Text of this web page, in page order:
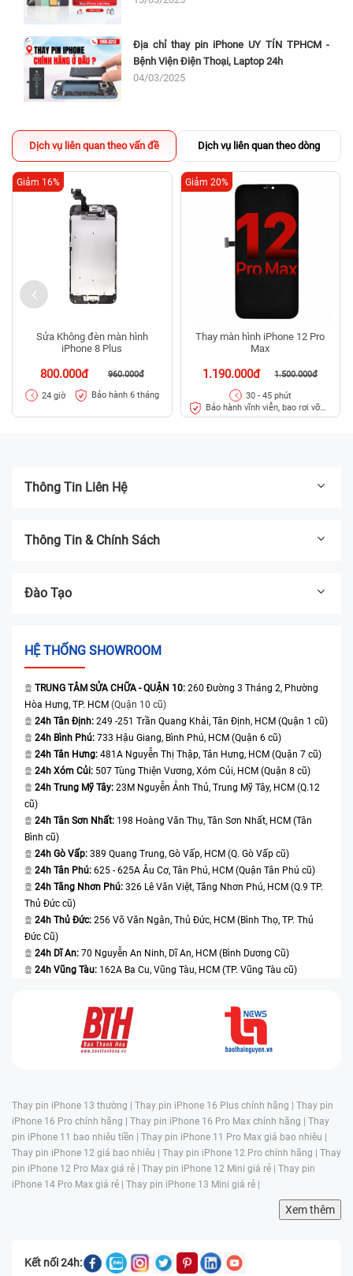
Địa chỉ thay pin iPhone UY TÍN TPHCM -
Bệnh Viện Điện Thoại, Laptop 24h
04/03/2025
Dịch vụ liên quan theo vấn đề Dịch vụ liên quan theo dòng
Sửa Không đèn màn hình
iPhone 8 Plus
800.000đ 960.000đ
Giảm 16%
24 giờ Bảo hành 6 tháng
Thay màn hình iPhone 12 Pro
Max
1.190.000đ 1.500.000đ
Giảm 20%
30 - 45 phút
Bảo hành vĩnh viễn, bao rơi vỡ
kính
Thông Tin Liên Hệ
Thông Tin & Chính Sách
Đào Tạo
HỆ THỐNG SHOWROOM
TRUNG TÂM SỬA CHỮA - QUẬN 10: 260 Đường 3 Tháng 2, Phường
Hòa Hưng, TP. HCM (Quận 10 cũ)
24h Tân Định: 249 -251 Trần Quang Khải, Tân Định, HCM (Quận 1 cũ)
24h Bình Phú: 733 Hậu Giang, Bình Phú, HCM (Quận 6 cũ)
24h Tân Hưng: 481A Nguyễn Thị Thập, Tân Hưng, HCM (Quận 7 cũ)
24h Xóm Củi: 507 Tùng Thiện Vương, Xóm Củi, HCM (Quận 8 cũ)
24h Trung Mỹ Tây: 23M Nguyễn Ảnh Thủ, Trung Mỹ Tây, HCM (Q.12
cũ)
24h Tân Sơn Nhất: 198 Hoàng Văn Thụ, Tân Sơn Nhất, HCM (Tân
Bình cũ)
24h Gò Vấp: 389 Quang Trung, Gò Vấp, HCM (Q. Gò Vấp cũ)
24h Tân Phú: 625 - 625A Âu Cơ, Tân Phú, HCM (Quận Tân Phú cũ)
24h Tăng Nhơn Phú: 326 Lê Văn Việt, Tăng Nhơn Phú, HCM (Q.9 TP.
Thủ Đức cũ)
24h Thủ Đức: 256 Võ Văn Ngân, Thủ Đức, HCM (Bình Thọ, TP. Thủ
Đức Cũ)
24h Dĩ An: 70 Nguyễn An Ninh, Dĩ An, HCM (Bình Dương Cũ)
24h Vũng Tàu: 162A Ba Cu, Vũng Tàu, HCM (TP. Vũng Tàu cũ)
Thay pin iPhone 13 thường | Thay pin iPhone 16 Plus chính hãng | Thay pin
iPhone 16 Pro chính hãng | Thay pin iPhone 16 Pro Max chính hãng | Thay
pin iPhone 11 bao nhiêu tiền | Thay pin iPhone 11 Pro Max giá bao nhiêu |
Thay pin iPhone 12 giá bao nhiêu | Thay pin iPhone 12 Pro chính hãng | Thay
pin iPhone 12 Pro Max giá rẻ | Thay pin iPhone 12 Mini giá rẻ | Thay pin
iPhone 14 Pro Max giá rẻ | Thay pin iPhone 13 Mini giá rẻ |
Xem thêm
Kết nối 24h: